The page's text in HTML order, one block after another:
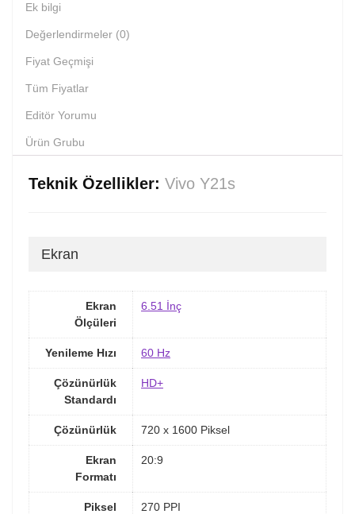
Ek bilgi
Değerlendirmeler (0)
Fiyat Geçmişi
Tüm Fiyatlar
Editör Yorumu
Ürün Grubu
Teknik Özellikler: Vivo Y21s
Ekran
Ekran
Ölçüleri
6.51 İnç
Yenileme Hızı 60 Hz
Çözünürlük
Standardı
HD+
Çözünürlük 720 x 1600 Piksel
Ekran
Formatı
20:9
Piksel
270 PPI